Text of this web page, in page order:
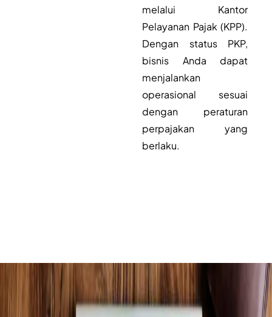
melalui Kantor
Pelayanan Pajak (KPP).
Dengan status PKP,
bisnis Anda dapat
menjalankan
operasional sesuai
dengan peraturan
perpajakan yang
berlaku.